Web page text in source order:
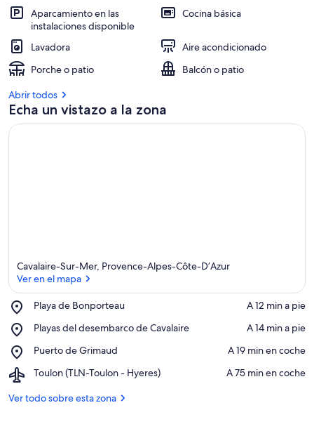
Aparcamiento en las
instalaciones disponible
Cocina básica
Lavadora
Aire acondicionado
Porche o patio
Balcón o patio
Abrir todos
Echa un vistazo a la zona
Cavalaire-Sur-Mer, Provence-Alpes-Côte-D’Azur
Ver en el mapa
Playa de Bonporteau
Place,
de
‪A 12 min a pie‬
Playas del desembarco de Cavalaire
Place,
del
de
‪A 14 min a pie‬
Puerto de Grimaud
Place,
de
‪A 19 min en coche‬
Toulon (TLN-Toulon - Hyeres)
Airport,
(TLN-
‪A 75 min en coche‬
Ver todo sobre esta zona